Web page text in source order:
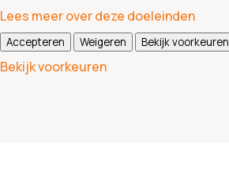
Lees meer over deze doeleinden
Accepteren Weigeren Bekijk voorkeuren
Bekijk voorkeuren